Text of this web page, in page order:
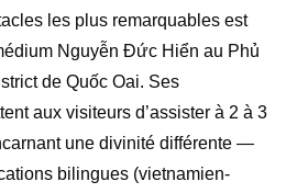
les plus remarquables est
Nguyễn Đức Hiển au Phủ
de Quốc Oai. Ses
aux visiteurs d’assister à 2 à 3
une divinité différente —
bilingues (vietnamien-